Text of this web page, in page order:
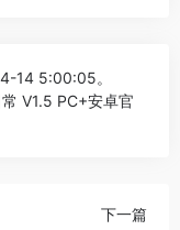
14 5:00:05。
V1.5 PC+安卓官
下一篇